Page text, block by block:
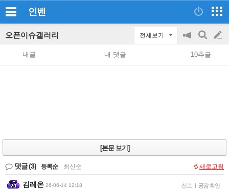
인벤
오픈이슈갤러리 전체보기
공
지
on/off
검
색
글
쓰
내글 내 댓글 10추글
[본문 보기]
댓글(3) 등록순 최신순 새로고침
김레온 26-06-14 12:18 신고 | 공감 확인